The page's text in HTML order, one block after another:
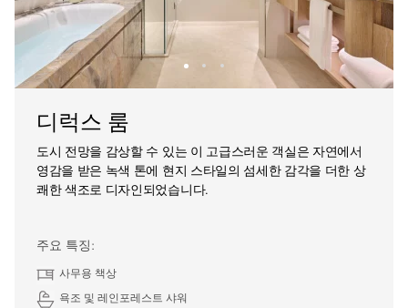
디럭스 룸
도시 전망을 감상할 수 있는 이 고급스러운 객실은 자연에서
영감을 받은 녹색 톤에 현지 스타일의 섬세한 감각을 더한 상
쾌한 색조로 디자인되었습니다.
주요 특징:
사무용 책상
욕조 및 레인포레스트 샤워